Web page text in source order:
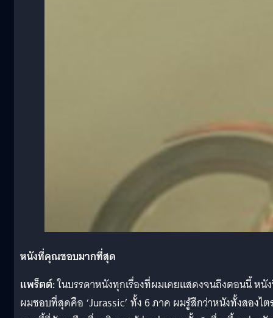
หนังที่คุณชอบมากที่สุด
แพร็ตต์:ในบรรดาหนังทุกเรื่องที่ผมเคยแสดงจนถึงตอนนี้ หนั
ผมชอบที่สุดคือ ‘Jurassic’ ทั้ง 6 ภาค ผมรู้สึกว่าหนังทั้งสองไต